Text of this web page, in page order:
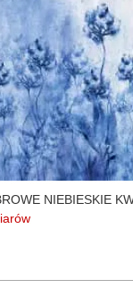
NIEBIESKIE